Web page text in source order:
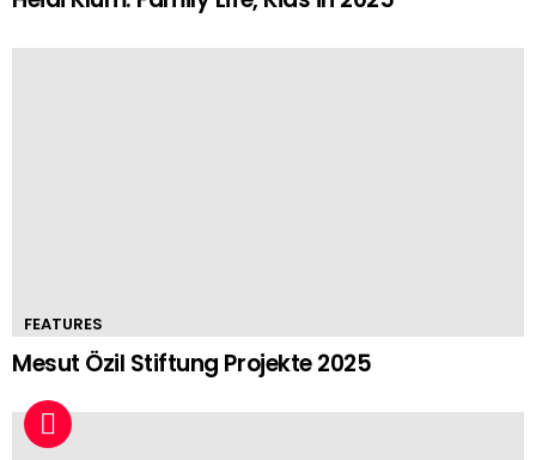
FEATURES
Mesut Özil Stiftung Projekte 2025